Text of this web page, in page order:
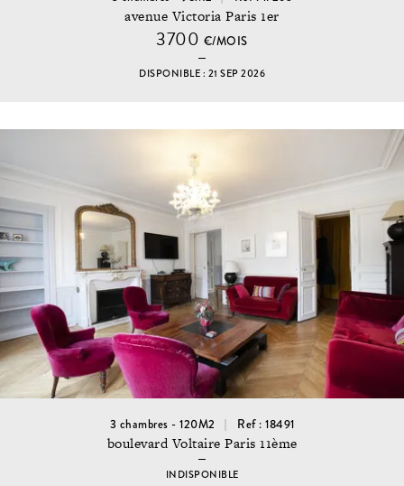
avenue Victoria Paris 1er
3700 €/MOIS
DISPONIBLE : 21 SEP 2026
3 chambres - 120M2 Ref : 18491
boulevard Voltaire Paris 11ème
INDISPONIBLE